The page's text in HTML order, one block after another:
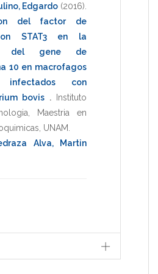
Edgardo (2016)
del factor de
STAT3 en la
del gene de
10 en macrofagos
infectados con
bovis . Instituto
Maestria en
UNAM
Alva, Martin